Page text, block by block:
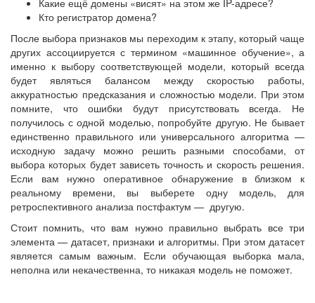
Кто регистратор домена?
После выбора признаков мы переходим к этапу, который чаще
других ассоциируется с термином «машинное обучение», а
именно к выбору соответствующей модели, который всегда
будет являться балансом между скоростью работы,
аккуратностью предсказания и сложностью модели. При этом
помните, что ошибки будут присутствовать всегда. Не
получилось с одной моделью, попробуйте другую. Не бывает
единственно правильного или универсального алгоритма —
исходную задачу можно решить разными способами, от
выбора которых будет зависеть точность и скорость решения.
Если вам нужно оперативное обнаружение в близком к
реальному времени, вы выберете одну модель, для
ретроспективного анализа постфактум — другую.
Стоит помнить, что вам нужно правильно выбрать все три
элемента — датасет, признаки и алгоритмы. При этом датасет
является самым важным. Если обучающая выборка мала,
неполна или некачественна, то никакая модель не поможет.